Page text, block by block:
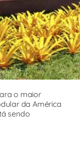
o maior
da América
sendo